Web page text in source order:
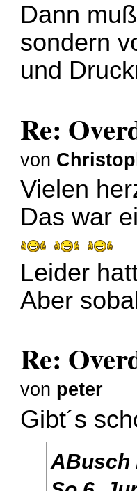
Dann
sondern
und
Re:
von
Vielen
Das war
Leider
Aber
Re:
von peter
Gibt´s
ABusch